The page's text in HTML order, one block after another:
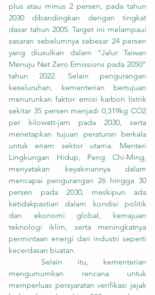
plus atau minus 2 persen, pada tahun
2030 dibandingkan dengan tingkat
dasar tahun 2005. Target ini melampaui
sasaran sebelumnya sebesar 24 persen
yang diusulkan dalam “Jalur Taiwan
Menuju Net Zero Emissions pada 2050”
tahun 2022. Selain pengurangan
keseluruhan, kementerian bertujuan
menurunkan faktor emisi karbon listrik
sekitar 35 persen menjadi 0,319kg CO2
per kilowatt-jam pada 2030, serta
menetapkan tujuan peraturan berkala
untuk enam sektor utama. Menteri
Lingkungan Hidup, Peng Chi-Ming,
menyatakan keyakinannya dalam
mencapai pengurangan 26 hingga 30
persen pada 2030, meskipun ada
ketidakpastian dalam kondisi politik
dan ekonomi global, kemajuan
teknologi iklim, serta meningkatnya
permintaan energi dari industri seperti
kecerdasan buatan.
mengumumkan rencana untuk
memperluas persyaratan verifikasi jejak